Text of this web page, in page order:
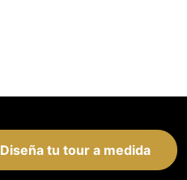
Diseña tu tour a medida